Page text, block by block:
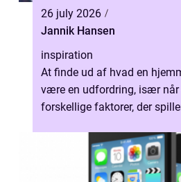
26 july 2026
Jannik Hansen
inspiration
At finde ud af hvad en
være en udfordring, især når
forskellige faktorer, der